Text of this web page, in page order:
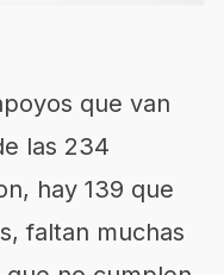
que van
las 234
hay 139 que
faltan muchas